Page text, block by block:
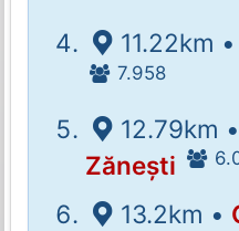
11.22km •
7.958
12.79km •
Zănești
13.2km •